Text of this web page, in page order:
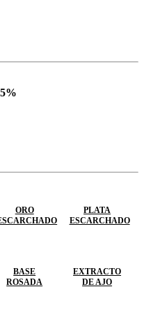
ORO
PLATA
ESCARCHADO
BASE
ROSADA
EXTRACTO
DE AJO